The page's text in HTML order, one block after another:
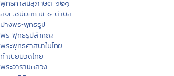
พุทธศาสนสุภาษิต ๖๒๑
สังเวชนียสถาน ๔ ตำบล
ปางพระพุทธรูป
พระพุทธรูปสำคัญ
พระพุทธศาสนาในไทย
ทำเนียบวัดไทย
พระอารามหลวง